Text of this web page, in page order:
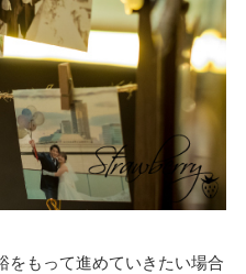
をもって進めていきたい場合